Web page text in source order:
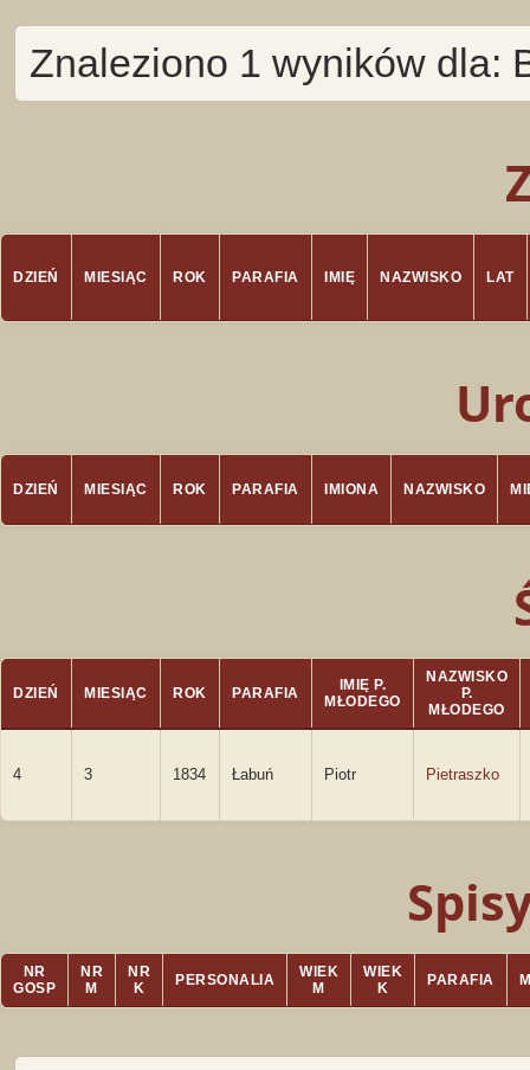
Znaleziono 1 wyników dla:
DZIEŃ MIESIĄC ROK PARAFIA IMIĘ NAZWISKO LAT
DZIEŃ MIESIĄC ROK PARAFIA IMIONA NAZWISKO
DZIEŃ MIESIĄC ROK PARAFIA
IMIĘ P.
MŁODEGO
NAZWISKO
P.
MŁODEGO
4 3 1834 Łabuń Piotr Pietraszko
NR
GOSP
NR
M
NR
K
PERSONALIA
WIEK
M
WIEK
K
PARAFIA